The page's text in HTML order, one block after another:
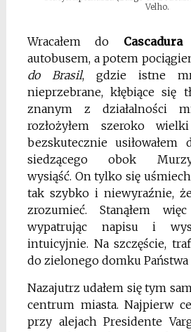
Velho.
Wracałem do Cascadura
autobusem, a potem
do Brasil, gdzie istne
nieprzebrane, kłębiące się
znanym z działalności
rozłożyłem szeroko
bezskutecznie usiłowałem
siedzącego obok
wysiąść. On tylko się
tak szybko i niewyraźnie,
zrozumieć. Stanąłem
wypatrując napisu i
intuicyjnie. Na szczęście,
do zielonego domku Państwa
Nazajutrz udałem się tym
centrum miasta. Najpierw
przy alejach Presidente